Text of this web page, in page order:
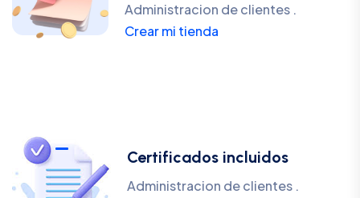
Administracion de clientes .
Crear mi tienda
Certificados incluidos
Administracion de clientes .